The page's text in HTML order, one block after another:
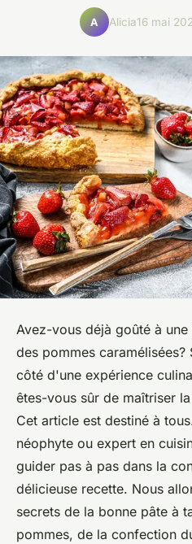
A Alicia16 mai
Avez-vous déjà goûté à
des pommes caramélisées?
côté d'une expérience
êtes-vous sûr de maîtriser
Cet article est destiné à
néophyte ou expert en
guider pas à pas dans la
délicieuse recette. Nous
secrets de la bonne pâte à
pommes, de la confection